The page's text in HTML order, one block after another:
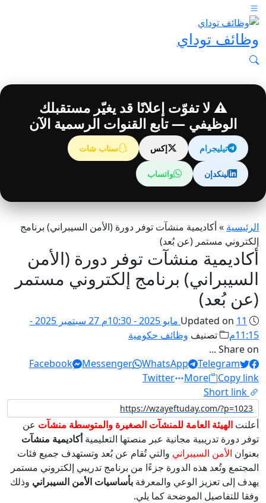
وظائف توداي
⚠️ لا تفوّت إعلانًا قد يغيّر مستقبلك
الوظيفي — تابع القنوات الرسمية الآن
تيليجرام إكس سناب شات
لينكدإن واتساب
الرئيسية »أكاديمية منشآت توفر دورة (الأمن السيبراني) برنامج
إلكتروني مستمر (عن بُعد)
أكاديمية منشآت توفر دورة (الأمن
السيبراني) برنامج إلكتروني مستمر
(عن بُعد)
Updated on 11 مايو 2025 - 10:30م
27 سبتمبر 2025 -
11:15م
تصنيف وظائف حكومية
Share on ...
Facebook
Messenger WhatsApp
Telegram
Twitter
More
Copy link
Short link
أعلنت الهيئة العامة للمنشآت الصغيرة والمتوسطة منشآت عن
توفر دورة تدريبية مجانية عبر منصتها التعليميةأكاديمية منشآت
بعنوان الأمن السيبراني والتي تُقام عن بُعد وتستهدف جميع فئات
المجتمع وتُعد هذه الدورة جزءًا من برنامج تدريبي إلكتروني مستمر
يهدف إلى تعزيز الوعي والمعرفة بأساسيات الأمن السيبراني وذلك
وفقا للتفاصيل الموضحة كما يلي.